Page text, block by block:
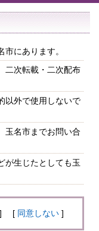
にあります。
二次転載・二次配布
以外で使用しないで
玉名市までお問い合
が生じたとしても玉
] [ 同意しない ]